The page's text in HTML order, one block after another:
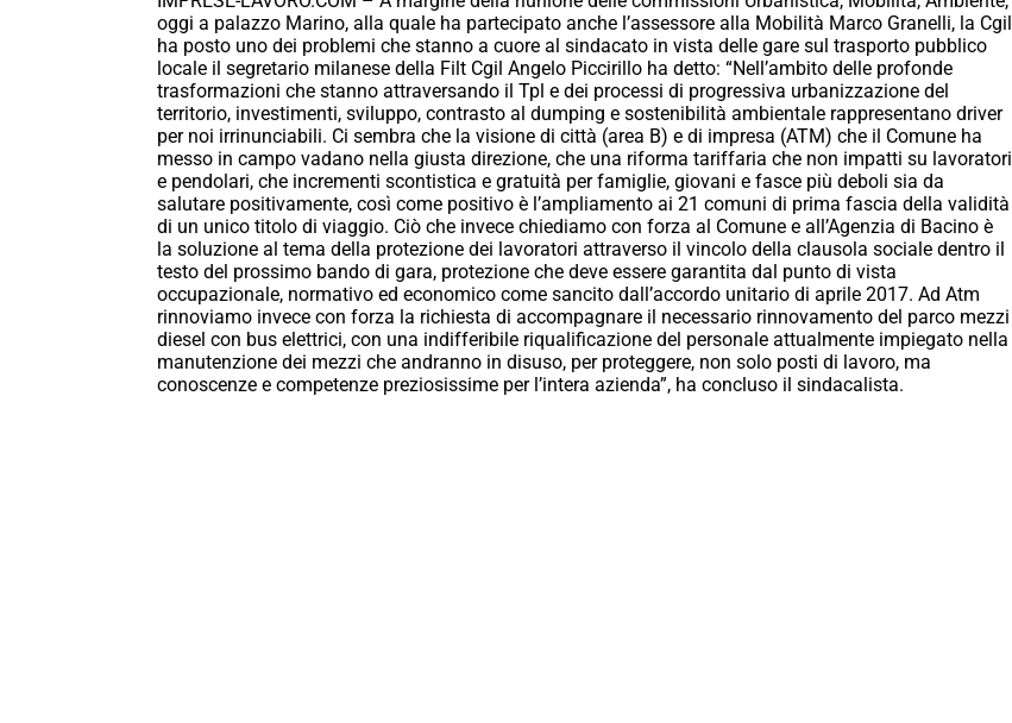
oggi a palazzo Marino, alla quale ha partecipato anche l’assessore alla Mobilità Marco Granelli, la Cgil
ha posto uno dei problemi che stanno a cuore al sindacato in vista delle gare sul trasporto pubblico
locale il segretario milanese della Filt Cgil Angelo Piccirillo ha detto: “Nell’ambito delle profonde
trasformazioni che stanno attraversando il Tpl e dei processi di progressiva urbanizzazione del
territorio, investimenti, sviluppo, contrasto al dumping e sostenibilità ambientale rappresentano driver
per noi irrinunciabili. Ci sembra che la visione di città (area B) e di impresa (ATM) che il Comune ha
messo in campo vadano nella giusta direzione, che una riforma tariffaria che non impatti su lavoratori
e pendolari, che incrementi scontistica e gratuità per famiglie, giovani e fasce più deboli sia da
salutare positivamente, così come positivo è l’ampliamento ai 21 comuni di prima fascia della validità
di un unico titolo di viaggio. Ciò che invece chiediamo con forza al Comune e all’Agenzia di Bacino è
la soluzione al tema della protezione dei lavoratori attraverso il vincolo della clausola sociale dentro il
testo del prossimo bando di gara, protezione che deve essere garantita dal punto di vista
occupazionale, normativo ed economico come sancito dall’accordo unitario di aprile 2017. Ad Atm
rinnoviamo invece con forza la richiesta di accompagnare il necessario rinnovamento del parco mezzi
diesel con bus elettrici, con una indifferibile riqualificazione del personale attualmente impiegato nella
manutenzione dei mezzi che andranno in disuso, per proteggere, non solo posti di lavoro, ma
conoscenze e competenze preziosissime per l’intera azienda”, ha concluso il sindacalista.